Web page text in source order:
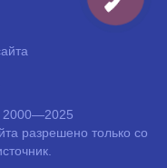
2000—2025
разрешено только со